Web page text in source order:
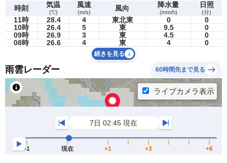
時刻 気温
(℃)
風速
(m/s) 風向 降水量
(mm/h)
日照
(分)
11時 28.4 4 東北東 0
0
10時
26.4 5 東 9.5
0
09時
26.9 3 東 4.5
0
08時
26.6 4 東 4 0
続きを見る
雨雲レーダー 60時間先まで見る